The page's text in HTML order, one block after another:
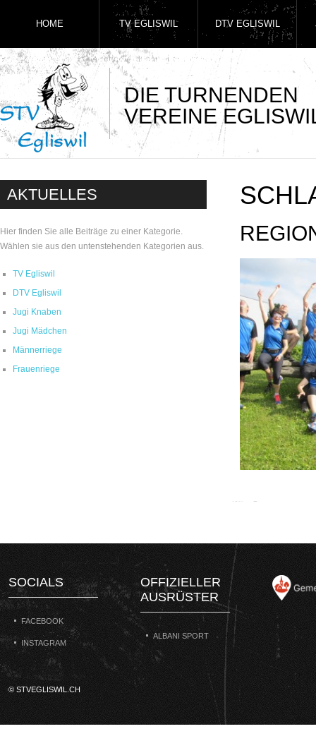
DIE TURNENDEN
VEREINE
HOME TV EGLISWIL DTV EGLISWIL
AKTUELLES
Hier finden Sie alle Beiträge zu einer Kategorie.
Wählen sie aus den untenstehenden Kategorien aus.
TV Egliswil
DTV Egliswil
Jugi Knaben
Jugi Mädchen
Männerriege
Frauenriege
SOCIALS
FACEBOOK
INSTAGRAM
OFFIZIELLER
AUSRÜSTER
ALBANI SPORT
© STVEGLISWIL.CH